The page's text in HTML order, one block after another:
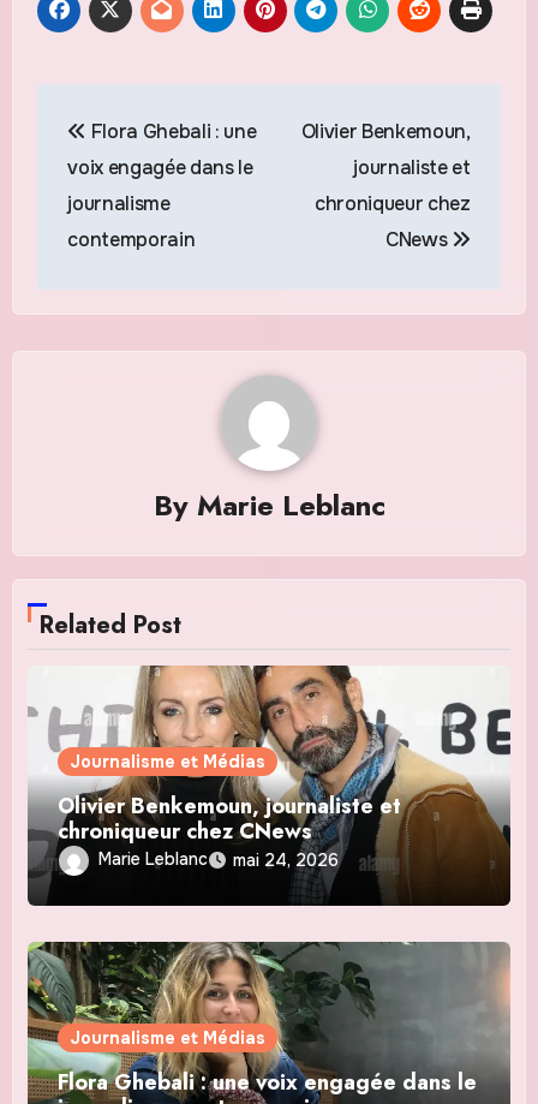
de
l’article
Flora Ghebali : une
voix engagée dans le
journalisme
contemporain
Olivier Benkemoun,
journaliste et
chroniqueur chez
CNews
By Marie Leblanc
Related Post
Journalisme et Médias
Olivier Benkemoun, journaliste et
chroniqueur chez CNews
Marie Leblanc mai 24, 2026
Journalisme et Médias
Flora Ghebali : une voix engagée dans le